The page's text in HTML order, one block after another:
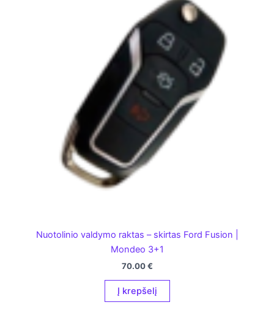
Nuotolinio valdymo raktas – skirtas Ford Fusion |
Mondeo 3+1
70.00€
Į krepšelį